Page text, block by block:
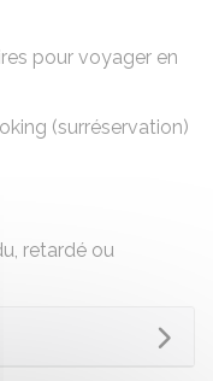
pour voyager en
(surréservation)
retardé ou